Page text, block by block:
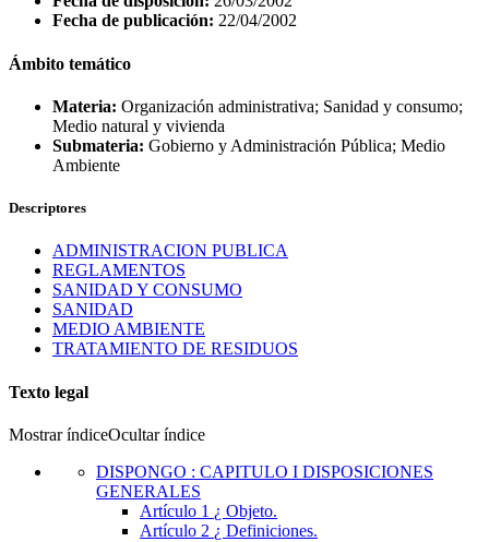
Fecha de publicación: 22/04/2002
Ámbito temático
Materia: Organización administrativa; Sanidad y consumo;
Medio natural y vivienda
Submateria: Gobierno y Administración Pública; Medio
Ambiente
Descriptores
ADMINISTRACION PUBLICA
REGLAMENTOS
SANIDAD Y CONSUMO
SANIDAD
MEDIO AMBIENTE
TRATAMIENTO DE RESIDUOS
Texto legal
Mostrar índiceOcultar índice
DISPONGO : CAPITULO I DISPOSICIONES
GENERALES
Artículo 1 ¿ Objeto.
Artículo 2 ¿ Definiciones.